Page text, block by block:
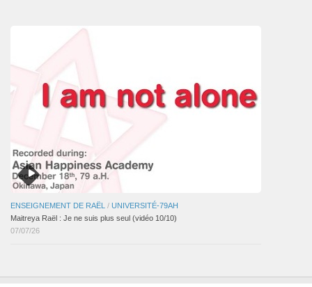
ENSEIGNEMENT DE RAËL / UNIVERSITÉ-79AH
Maitreya Raël : Je ne suis plus seul (vidéo 10/10)
07/07/26